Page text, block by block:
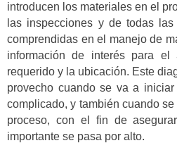
introducen los materiales en el
las inspecciones y de todas
comprendidas en el manejo de
información de interés para el
requerido y la ubicación. Este
provecho cuando se va a
complicado, y también cuando
proceso, con el fin de
importante se pasa por alto.